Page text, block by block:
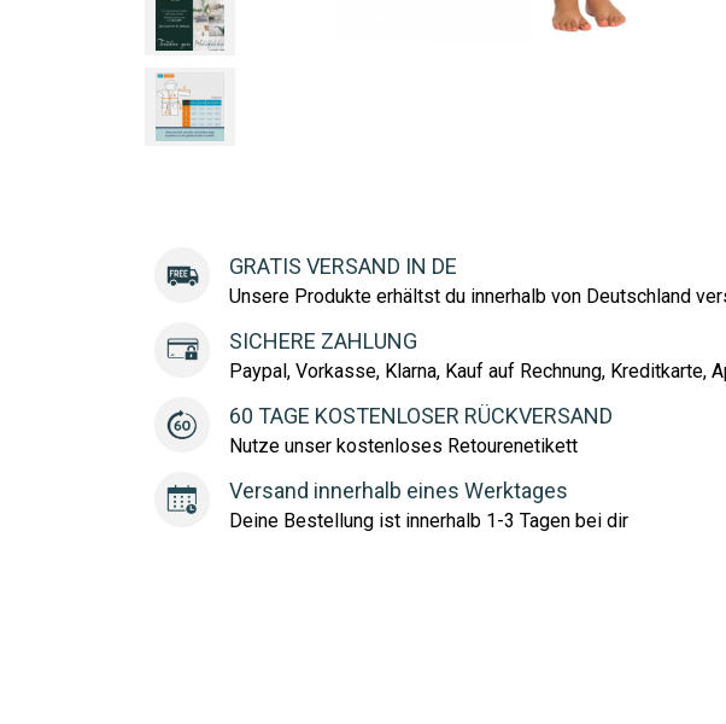
GRATIS VERSAND IN DE
Unsere Produkte erhältst du innerhalb von Deutschland
SICHERE ZAHLUNG
Paypal, Vorkasse, Klarna, Kauf auf Rechnung, Kreditkarte,
60 TAGE KOSTENLOSER RÜCKVERSAND
Nutze unser kostenloses Retourenetikett
Versand innerhalb eines Werktages
Deine Bestellung ist innerhalb 1-3 Tagen bei dir